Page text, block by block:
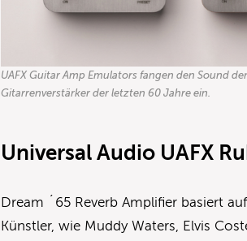
UAFX Guitar Amp Emulators fangen den Sound
Gitarrenverstärker der letzten 60 Jahre ein.
Universal Audio UAFX
Dream ´65 Reverb Amplifier basiert
Künstler, wie Muddy Waters, Elvis